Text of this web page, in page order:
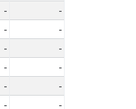
-
-
-
-
-
-
-
-
-
-
-
-